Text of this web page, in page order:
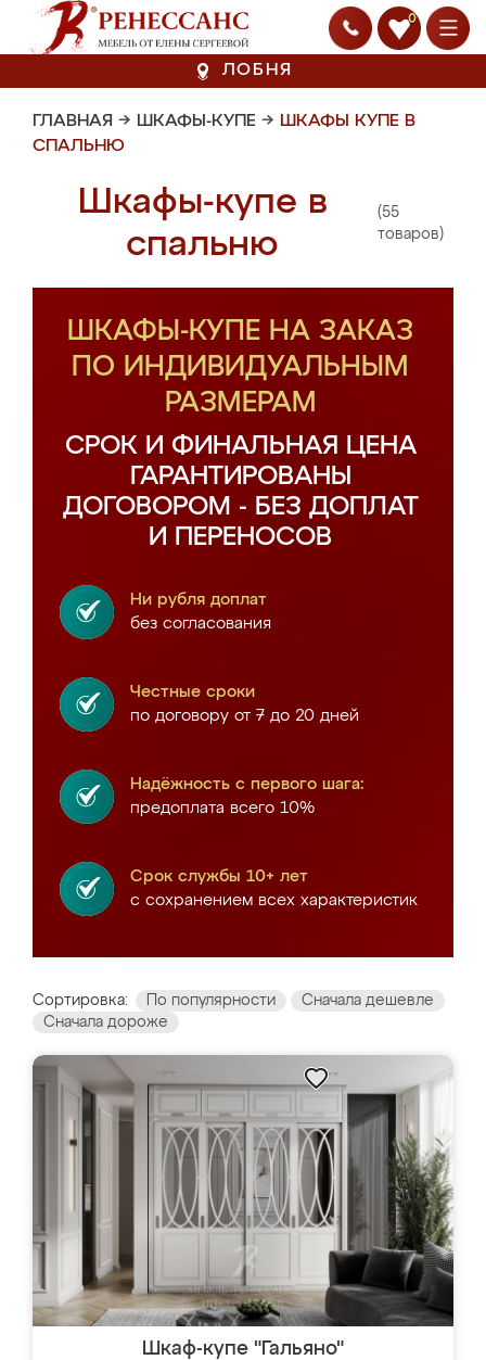
0
ЛОБНЯ
ГЛАВНАЯ → ШКАФЫ-КУПЕ → ШКАФЫ КУПЕ В
СПАЛЬНЮ
Шкафы-купе в
спальню
(55
товаров)
ШКАФЫ-КУПЕ НА ЗАКАЗ
ПО ИНДИВИДУАЛЬНЫМ
РАЗМЕРАМ
СРОК И ФИНАЛЬНАЯ ЦЕНА
ГАРАНТИРОВАНЫ
ДОГОВОРОМ - БЕЗ ДОПЛАТ
И ПЕРЕНОСОВ
Ни рубля доплат
без согласования
Честные сроки
по договору от 7 до 20 дней
Надёжность с первого шага:
предоплата всего 10%
Срок службы 10+ лет
с сохранением всех характеристик
Сортировка: По популярности
Сначала дешевле
Сначала дороже
Шкаф-купе "Гальяно"